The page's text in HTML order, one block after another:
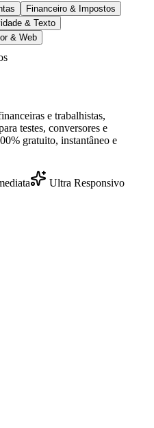
Financeiro & Impostos
& Texto
& Web
e trabalhistas,
testes, conversores e
gratuito, instantâneo e
Ultra Responsivo